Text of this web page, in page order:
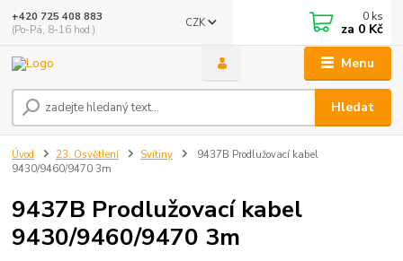
Menu
CZK
Hledat
+420 725 408 883
(Po-Pá, 8-16 hod.)
0 ks
za 0 Kč
Úvod 23. Osvětlení Svítiny
9437B Prodlužovací kabel
9430/9460/9470 3m
9437B Prodlužovací kabel
9430/9460/9470 3m